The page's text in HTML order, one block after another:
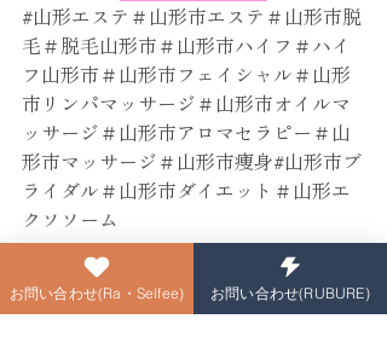
#山形エステ ＃山形市エステ＃山形市脱
毛＃脱毛山形市＃山形市ハイフ＃ハイ
フ山形市＃山形市フェイシャル＃山形
市リンパマッサージ＃山形市オイルマ
ッサージ＃山形市アロマセラピー＃山
形市マッサージ＃山形市痩身#山形市ブ
ライダル＃山形市ダイエット＃山形エ
クソソーム
お問い合わせ(Ra・Selfee) お問い合わせ(RUBURE)